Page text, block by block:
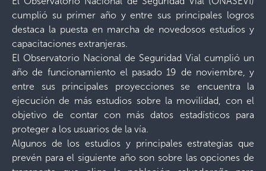
cumplió su primer año y entre sus principales logros
destaca la puesta en marcha de novedosos estudios y
capacitaciones extranjeras.
El Observatorio Nacional de Seguridad Vial cumplió un
año de funcionamiento el pasado 19 de noviembre, y
entre sus principales proyecciones se encuentra la
ejecución de más estudios sobre la movilidad, con el
objetivo de contar con más datos estadísticos para
proteger a los usuarios de la vía.
Algunos de los estudios y principales estrategias que
prevén para el siguiente año son sobre las opciones de